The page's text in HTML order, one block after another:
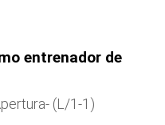
entrenador de
(L/1-1)